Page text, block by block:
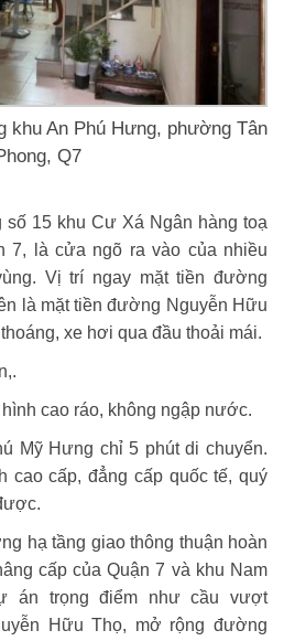
khu An Phú Hưng, phường Tân
Q7
số 15 khu Cư Xá Ngân hàng toạ
7, là cửa ngõ ra vào của nhiều
Vị trí ngay mặt tiền đường
là mặt tiền đường Nguyễn Hữu
xe hơi qua đầu thoải mái.
cao ráo, không ngập nước.
Mỹ Hưng chỉ 5 phút di chuyển.
cao cấp, đẳng cấp quốc tế, quý
hạ tầng giao thông thuận hoàn
cấp của Quận 7 và khu Nam
án trọng điểm như cầu vượt
Hữu Thọ, mở rộng đường